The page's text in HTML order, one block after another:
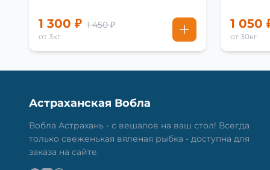
1 300 ₽ 1 450 ₽
от 3кг
1 050
от 30кг
Астраханская Вобла
Вобла Астрахань - с вешалов на ваш стол! Всегда
только свеженькая вяленая рыбка - доступна для
заказа на сайте.